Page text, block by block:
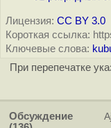
Лицензия: CC BY 3.0
Короткая ссылка:
Ключевые слова:
При перепечатке
Обсуждение